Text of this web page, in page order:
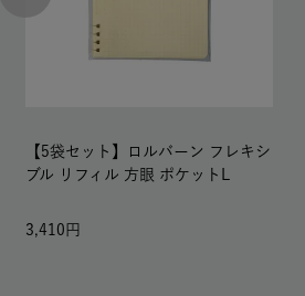
【5袋セット】ロルバーン フレキシ
ブル リフィル 方眼 ポケットL
3,410